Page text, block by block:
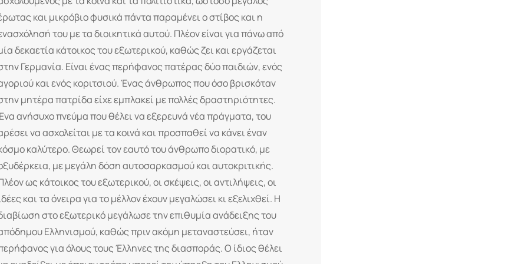
και μικρόβιο φυσικά πάντα παραμένει ο στίβος και η
του με τα διοικητικά αυτού. Πλέον είναι για πάνω από
δεκαετία κάτοικος του εξωτερικού, καθώς ζει και εργάζεται
Γερμανία. Είναι ένας περήφανος πατέρας δύο παιδιών, ενός
και ενός κοριτσιού. Ένας άνθρωπος που όσο βρισκόταν
μητέρα πατρίδα είχε εμπλακεί με πολλές δραστηριότητες.
ανήσυχο πνεύμα που θέλει να εξερευνά νέα πράγματα, του
να ασχολείται με τα κοινά και προσπαθεί να κάνει έναν
καλύτερο. Θεωρεί τον εαυτό του άνθρωπο διορατικό, με
με μεγάλη δόση αυτοσαρκασμού και αυτοκριτικής.
ως κάτοικος του εξωτερικού, οι σκέψεις, οι αντιλήψεις, οι
και τα όνειρα για το μέλλον έχουν μεγαλώσει κι εξελιχθεί. Η
στο εξωτερικό μεγάλωσε την επιθυμία ανάδειξης του
Ελληνισμού, καθώς πριν ακόμη μεταναστεύσει, ήταν
για όλους τους Έλληνες της διασποράς. Ο ίδιος θέλει